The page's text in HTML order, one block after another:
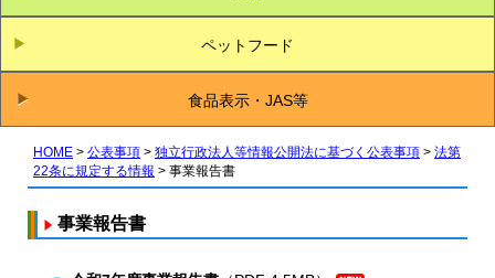
ペットフード
食品表示・JAS等
HOME 公表事項 独立行政法人等情報公開法に基づく公表事項
法第
22条に規定する情報
事業報告書
事業報告書